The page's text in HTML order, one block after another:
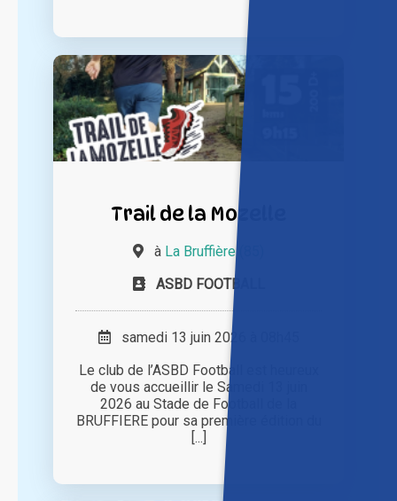
Trail de la Mozelle
à La Bruffière (85)
ASBD FOOTBALL
samedi 13 juin 2026 à 08h45
Le club de l’ASBD Football est heureux
de vous accueillir le Samedi 13 juin
2026 au Stade de Football de la
BRUFFIERE pour sa première édition du
[...]